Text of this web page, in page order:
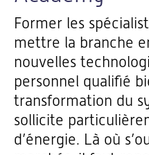
Former les
mettre la branche
nouvelles
personnel qualifié
transformation du
sollicite
d’énergie. Là où